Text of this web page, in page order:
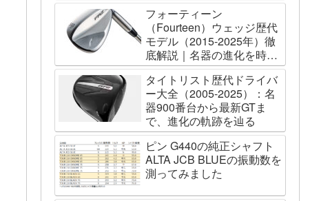
フォーティーン
（Fourteen）ウェッジ歴代
モデル（2015-2025年）徹
底解説｜名器の進化を時系
列で辿る
タイトリスト歴代ドライバ
ー大全（2005-2025）：名
器900番台から最新GTま
で、進化の軌跡を辿る
ピン G440の純正シャフト
ALTA JCB BLUEの振動数を
測ってみました